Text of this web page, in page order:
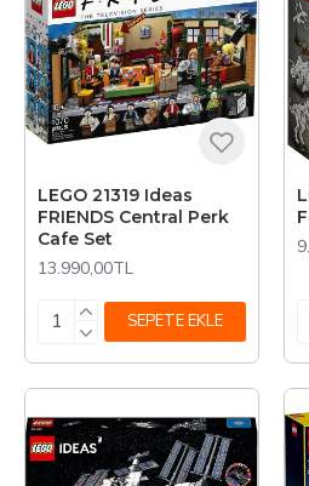
LEGO 21319 Ideas
FRIENDS Central Perk
Cafe Set
13.990,00TL
SEPETE EKLE